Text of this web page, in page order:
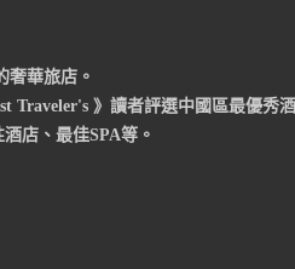
奢華旅店。
Traveler's 》讀者評選中國區最優秀
店、最佳SPA等。